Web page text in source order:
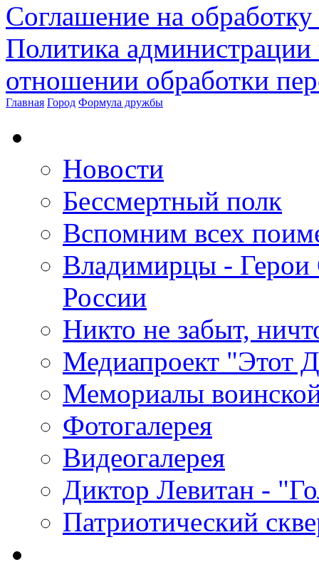
Соглашение на
Политика
отношении обработки
Главная Город Формула дружбы
Новости
Бессмертный полк
Вспомним всех
Владимирцы - Герои
России
Никто не забыт,
Медиапроект "Этот
Мемориалы
Фотогалерея
Видеогалерея
Диктор Левитан -
Патриотический